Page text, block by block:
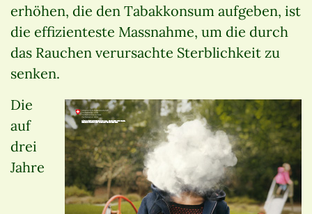
erhöhen, die den Tabakkonsum aufgeben, ist
die effizienteste Massnahme, um die durch
das Rauchen verursachte Sterblichkeit zu
senken.
Die
auf
drei
Jahre